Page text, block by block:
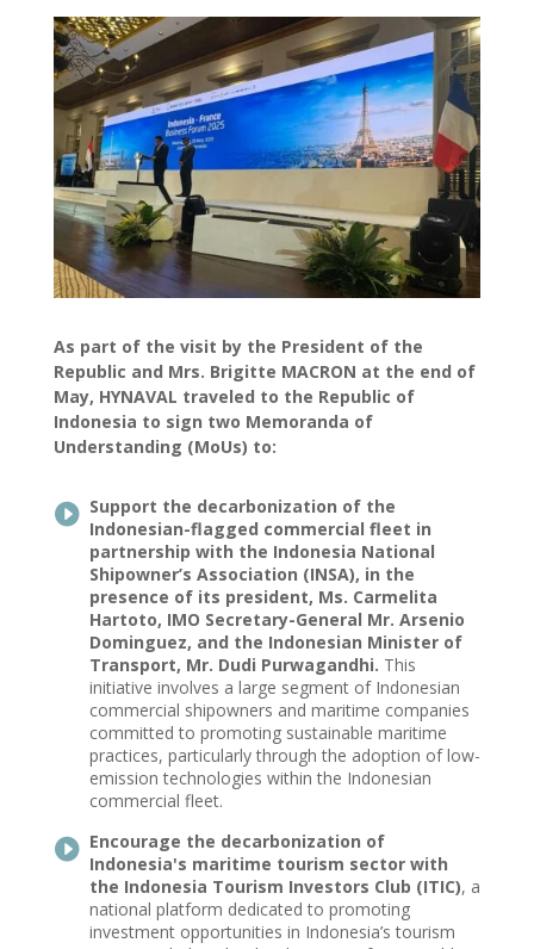
As part of the visit by the President of the
Republic and Mrs. Brigitte MACRON at the end of
May, HYNAVAL traveled to the Republic of
Indonesia to sign two Memoranda of
Understanding (MoUs) to:
 Support the decarbonization of the
Indonesian-flagged commercial fleet in
partnership with the Indonesia National
Shipowner’s Association (INSA), in the
presence of its president, Ms. Carmelita
Hartoto, IMO Secretary-General Mr. Arsenio
Dominguez, and the Indonesian Minister of
Transport, Mr. Dudi Purwagandhi. This
initiative involves a large segment of Indonesian
commercial shipowners and maritime companies
committed to promoting sustainable maritime
practices, particularly through the adoption of low-
emission technologies within the Indonesian
commercial fleet.
 Encourage the decarbonization of
Indonesia's maritime tourism sector with
the Indonesia Tourism Investors Club (ITIC), a
national platform dedicated to promoting
investment opportunities in Indonesia’s tourism